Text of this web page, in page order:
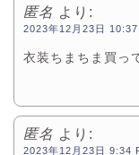
匿名 より:
2023年12月23日 10:37
衣装ちまちま買っ
匿名 より:
2023年12月23日 9:34